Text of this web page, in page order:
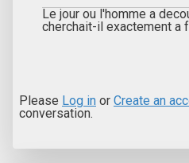
Le jour ou l'homme a
cherchait-il exactement a
Please Log in or Create an
conversation.